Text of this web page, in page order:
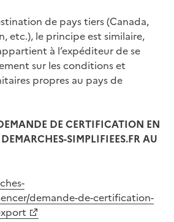
de pays tiers (Canada,
etc.), le principe est similaire,
à l’expéditeur de se
sur les conditions et
propres au pays de
DE CERTIFICATION EN
SIMPLIFIEES.FR AU
demande-de-certification-